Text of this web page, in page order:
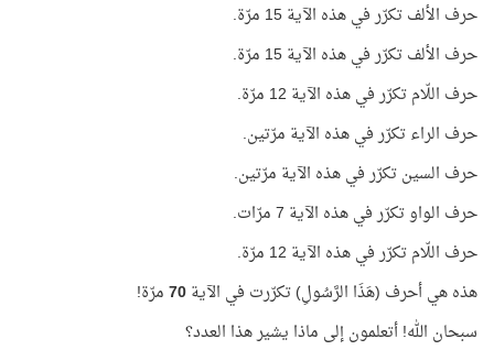
حرف الألف تكرّر في هذه الآية 15 مرّة.
حرف الألف تكرّر في هذه الآية 15 مرّة.
حرف اللّام تكرّر في هذه الآية 12 مرّة.
حرف الراء تكرّر في هذه الآية مرّتين.
حرف السين تكرّر في هذه الآية مرّتين.
حرف الواو تكرّر في هذه الآية 7 مرّات.
حرف اللّام تكرّر في هذه الآية 12 مرّة.
هذه هي أحرف (هَذَا الرَّسُولِ) تكرّرت في الآية70مرّة!
سبحان الله! أتعلمون إلى ماذا يشير هذا العدد؟